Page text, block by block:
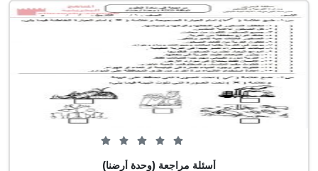
0 من 5 (0 تصويت)
أسئلة مراجعة (وحدة أرضنا)